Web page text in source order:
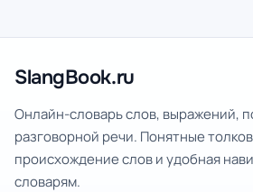
SlangBook.ru
Онлайн-словарь слов, выражений,
разговорной речи. Понятные
происхождение слов и удобная
словарям.